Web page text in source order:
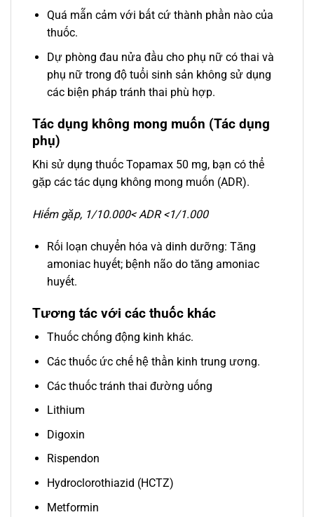
Quá mẫn cảm với bất cứ thành phần nào của
thuốc.
Dự phòng đau nửa đầu cho phụ nữ có thai và
phụ nữ trong độ tuổi sinh sản không sử dụng
các biện pháp tránh thai phù hợp.
Tác dụng không mong muốn (Tác dụng
phụ)
Khi sử dụng thuốc Topamax 50 mg, bạn có thể
gặp các tác dụng không mong muốn (ADR).
Hiếm gặp, 1/10.000< ADR <1/1.000
Rối loạn chuyển hóa và dinh dưỡng: Tăng
amoniac huyết; bệnh não do tăng amoniac
huyết.
Tương tác với các thuốc khác
Thuốc chống động kinh khác.
Các thuốc ức chế hệ thần kinh trung ương.
Các thuốc tránh thai đường uống
Lithium
Digoxin
Rispendon
Hydroclorothiazid (HCTZ)
Metformin